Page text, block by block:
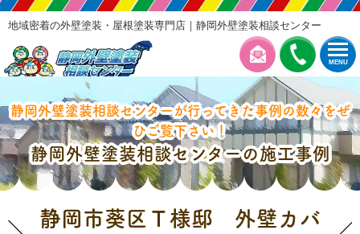
MENU
地域密着の外壁塗装・屋根塗装専門店｜静岡外壁塗装相談センター
静岡外壁塗装相談センターが行ってきた事例の数々をぜ
ひご覧下さい！
静岡外壁塗装相談センターの施工事例
静岡市葵区Ｔ様邸 外壁カバ